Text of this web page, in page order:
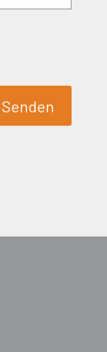
Senden